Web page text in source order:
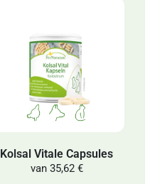
Kolsal Vitale Capsules
van35,62 €